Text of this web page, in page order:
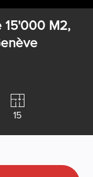
15'000 M2,
15